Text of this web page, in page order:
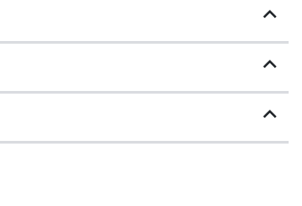
et une crème yeux